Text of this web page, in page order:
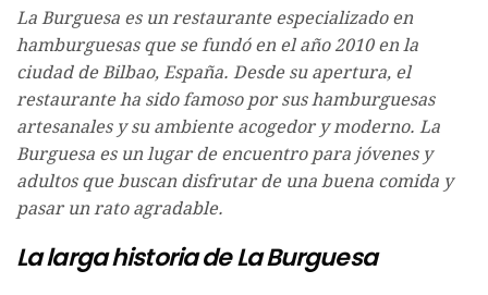
La Burguesa es un restaurante especializado en
hamburguesas que se fundó en el año 2010 en la
ciudad de Bilbao, España. Desde su apertura, el
restaurante ha sido famoso por sus hamburguesas
artesanales y su ambiente acogedor y moderno. La
Burguesa es un lugar de encuentro para jóvenes y
adultos que buscan disfrutar de una buena comida y
pasar un rato agradable.
La larga historia de La Burguesa